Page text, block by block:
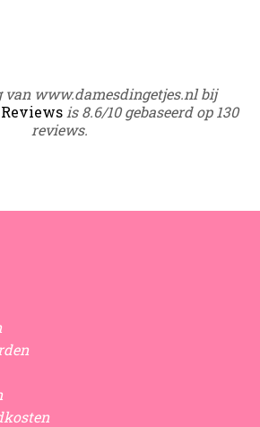
van www.damesdingetjes.nl bij
is 8.6/10 gebaseerd op 130
reviews.